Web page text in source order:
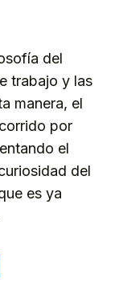
del
trabajo y las
manera, el
por
el
del
es ya